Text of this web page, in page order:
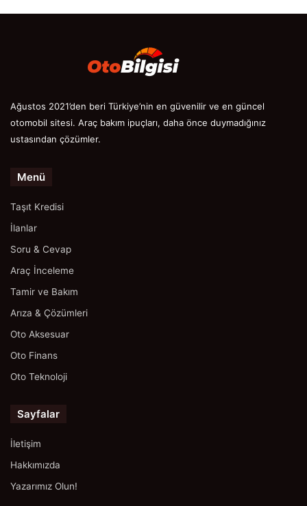
Ağustos 2021’den beri Türkiye’nin en güvenilir ve en güncel
otomobil sitesi. Araç bakım ipuçları, daha önce duymadığınız
ustasından çözümler.
Menü
Taşıt Kredisi
İlanlar
Soru & Cevap
Araç İnceleme
Tamir ve Bakım
Arıza & Çözümleri
Oto Aksesuar
Oto Finans
Oto Teknoloji
Sayfalar
İletişim
Hakkımızda
Yazarımız Olun!